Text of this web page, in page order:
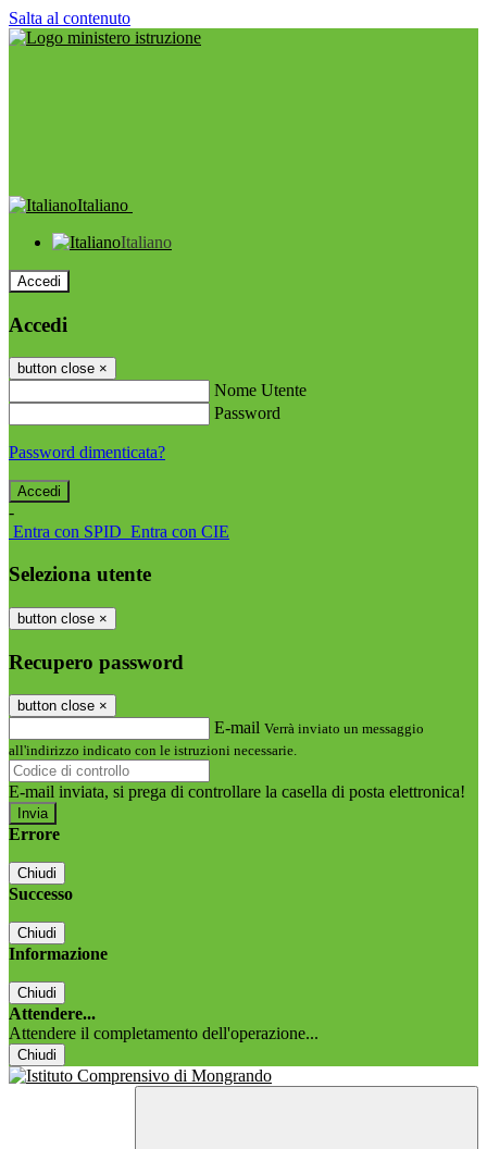
Salta al contenuto
Italiano
Italiano
Accedi
Accedi
button close ×
Nome Utente
Password
Password dimenticata?
-
Entra con SPID Entra con CIE
Seleziona utente
button close ×
Recupero password
button close ×
E-mail Verrà inviato un messaggio
all'indirizzo indicato con le istruzioni necessarie.
E-mail inviata, si prega di controllare la casella di posta elettronica!
Errore
Chiudi
Successo
Chiudi
Informazione
Chiudi
Attendere...
Attendere il completamento dell'operazione...
Chiudi